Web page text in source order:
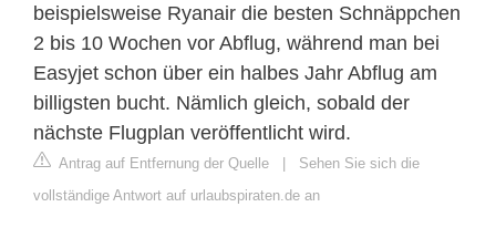
beispielsweise Ryanair die besten Schnäppchen
2 bis 10 Wochen vor Abflug, während man bei
Easyjet schon über ein halbes Jahr Abflug am
billigsten bucht. Nämlich gleich, sobald der
nächste Flugplan veröffentlicht wird.
Antrag auf Entfernung der Quelle | Sehen Sie sich die
vollständige Antwort auf urlaubspiraten.de an